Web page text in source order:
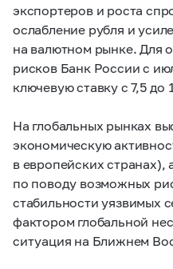
экспортеров и роста
ослабление рубля и
на валютном рынке. Для
рисков Банк России с
ключевую ставку с 7,5 до
На глобальных рынках
экономическую
в европейских странах),
по поводу возможных
стабильности уязвимых
фактором глобальной
ситуация на Ближнем